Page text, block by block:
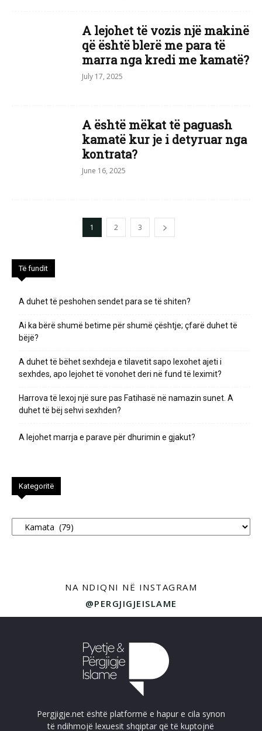
A lejohet të vozis një makinë
që është blerë me para të
marra nga kredi me kamatë?
July 17, 2025
A është mëkat të paguash
kamatë kur je i detyruar nga
kontrata?
June 16, 2025
1 2 3
Të fundit
A duhet të peshohen sendet para se të shiten?
Ai ka bërë shumë betime për shumë çështje; çfarë duhet të
bëjë?
A duhet të bëhet sexhdeja e tilavetit sapo lexohet ajeti i
sexhdes, apo lejohet të vonohet deri në fund të leximit?
Harrova të lexoj një sure pas Fatihasë në namazin sunet. A
duhet të bëj sehvi sexhden?
A lejohet marrja e parave për dhurimin e gjakut?
Kategoritë
Kategoritë
NA NDIQNI NË INSTAGRAM
@PERGJIGJEISLAME
Pergjigje.net është platformë e hapur e cila synon
të ndihmojë lexuesit shqiptar që të kuptojnë